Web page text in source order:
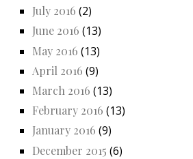
July 2016 (2)
June 2016 (13)
May 2016 (13)
April 2016 (9)
March 2016 (13)
February 2016 (13)
January 2016 (9)
December 2015 (6)